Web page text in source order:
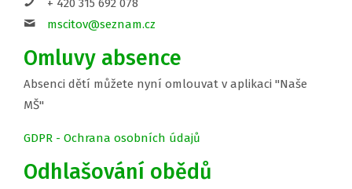
mscitov@seznam.cz
Omluvy absence
Absenci dětí můžete nyní omlouvat v aplikaci "Naše
MŠ"
GDPR - Ochrana osobních údajů
Odhlašování obědů